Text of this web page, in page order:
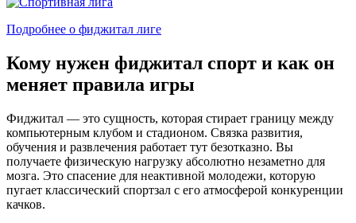
Подробнее о фиджитал лиге
Кому нужен фиджитал спорт и как он
меняет правила игры
Фиджитал — это сущность, которая стирает границу между
компьютерным клубом и стадионом. Связка развития,
обучения и развлечения работает тут безотказно. Вы
получаете физическую нагрузку абсолютно незаметно для
мозга. Это спасение для неактивной молодежи, которую
пугает классический спортзал с его атмосферой конкуренции
качков.